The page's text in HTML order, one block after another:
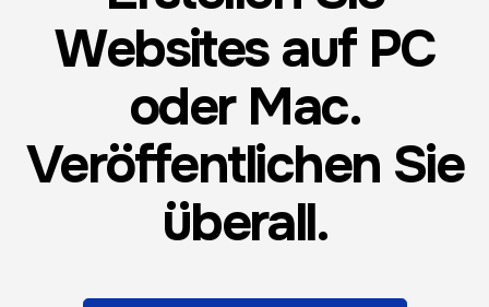
Websites auf PC
oder Mac.
Veröffentlichen Sie
überall.